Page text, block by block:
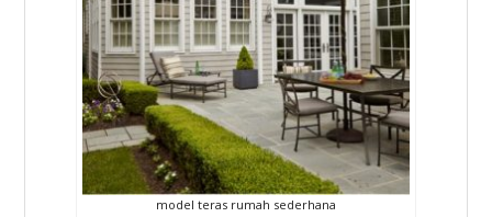
model teras rumah sederhana